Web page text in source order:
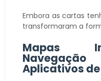
Embora as cartas
transformaram a
Mapas
Aplicativos